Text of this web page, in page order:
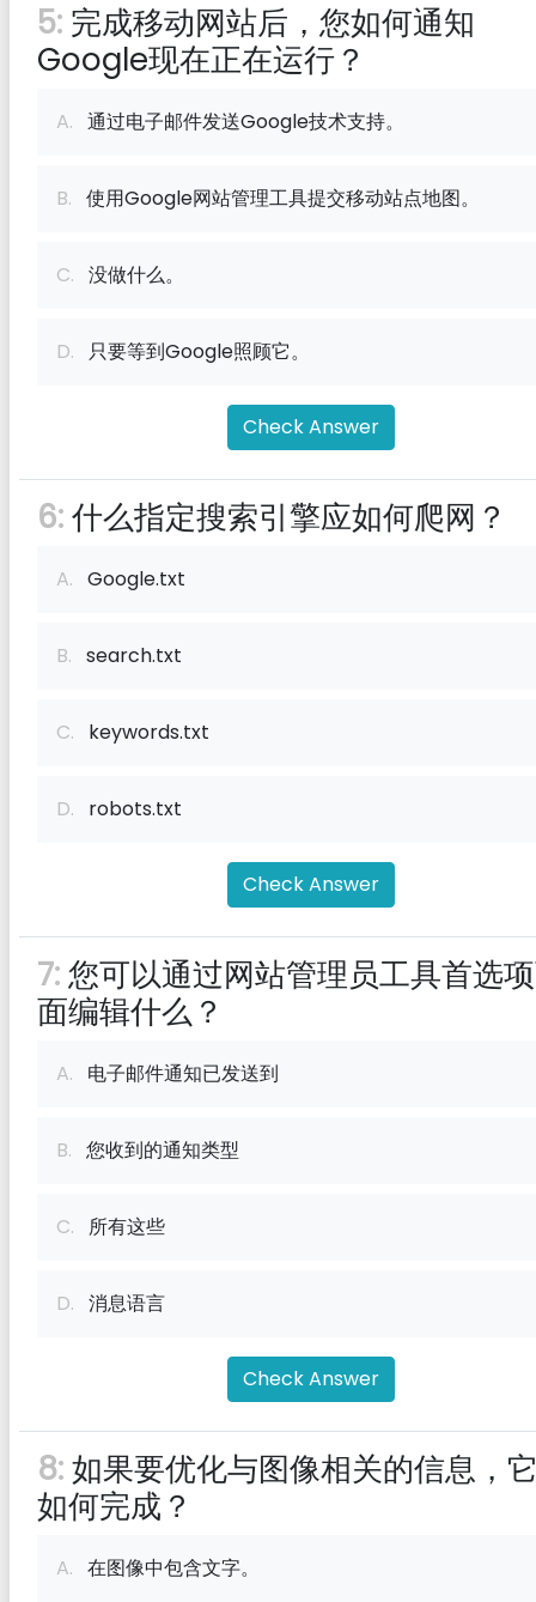
5: 完成移动网站后，您如何通知
Google现在正在运行？
A. 通过电子邮件发送Google技术支持。
B. 使用Google网站管理工具提交移动站点地图。
C. 没做什么。
D. 只要等到Google照顾它。
Check Answer
6:什么指定搜索引擎应如何爬网？
A. Google.txt
B. search.txt
C. keywords.txt
D. robots.txt
Check Answer
7:您可以通过网站管理员工具首选
面编辑什么？
A. 电子邮件通知已发送到
B. 您收到的通知类型
C. 所有这些
D. 消息语言
Check Answer
8:如果要优化与图像相关的信息，
如何完成？
A. 在图像中包含文字。